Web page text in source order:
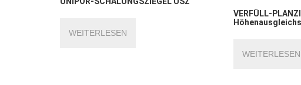
WEITERLESEN
VERFÜLL-
WEITERLESEN